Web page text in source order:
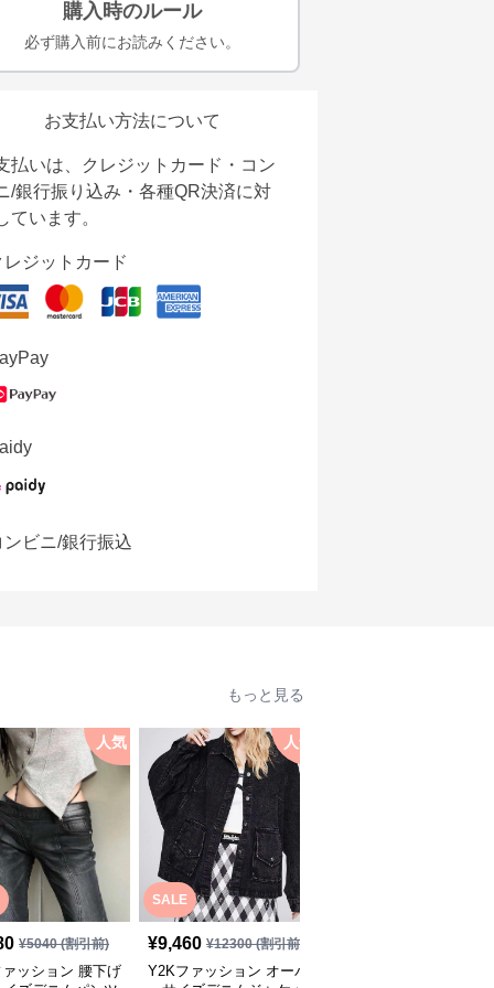
購入時のルール
必ず購入前にお読みください。
お支払い方法について
払いは、クレジットカード・コン
/銀行振り込み・各種QR決済に対
ています。
レジットカード
ンビニ/銀行振込
もっと見る
人気
¥5040(割引前)
ッション 腰下げ
SALE
人気
¥9,460 ¥12300(割引前)
Y2Kファッション オーバ